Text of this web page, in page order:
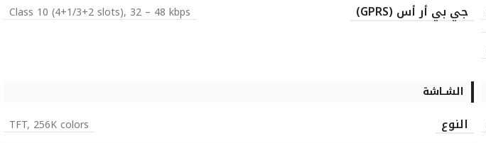
جي بي أر أس (GPRS) Class 10 (4+1/3+2 slots), 32 – 48 kbps
الشــاشة
النوع TFT, 256K colors